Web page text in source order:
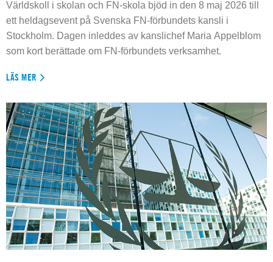
Världskoll i skolan och FN-skola bjöd in den 8 maj 2026 till
ett heldagsevent på Svenska FN-förbundets kansli i
Stockholm. Dagen inleddes av kanslichef Maria Appelblom
som kort berättade om FN-förbundets verksamhet.
LÄS MER